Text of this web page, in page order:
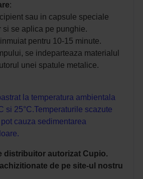
:
sau in capsule speciale
si se aplica pe punghie.
pentru 10-15 minute.
se indeparteaza materialul
unei spatule metalice.
la temperatura ambientala
si 25°C.Temperaturile scazute
cauza sedimentarea
distribuitor autorizat Cupio.
de pe site-ul nostru